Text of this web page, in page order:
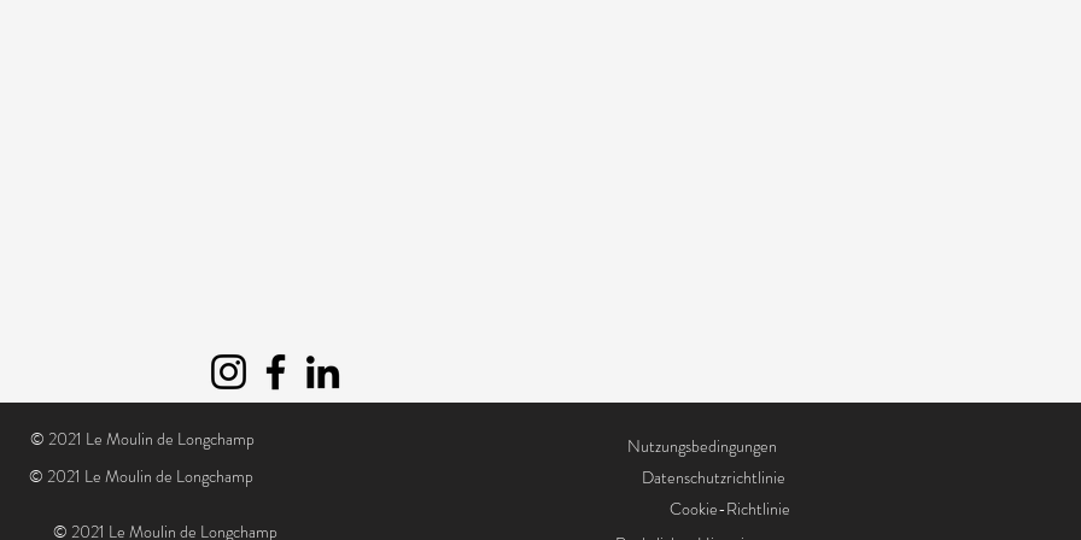
© 2021 Le Moulin de Longchamp
© 2021 Le Moulin de Longchamp
Nutzungsbedingungen
Datenschutzrichtlinie
Cookie-Richtlinie
© 2021 Le Moulin de Longchamp